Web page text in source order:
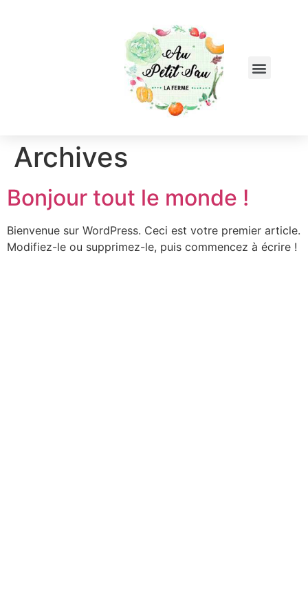
Archives
Bonjour tout le monde !
Bienvenue sur WordPress. Ceci est votre premier article.
Modifiez-le ou supprimez-le, puis commencez à écrire !